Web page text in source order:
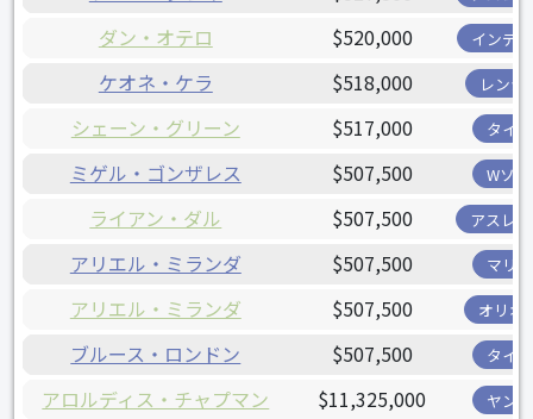
ダン・オテロ $520,000 インデ
ケオネ・ケラ $518,000 レンジ
シェーン・グリーン $517,000 タイ
ミゲル・ゴンザレス $507,500 Wソ
ライアン・ダル $507,500 アスレ
アリエル・ミランダ $507,500 マリ
アリエル・ミランダ $507,500 オリオ
ブルース・ロンドン $507,500 タイ
アロルディス・チャプマン $11,325,000 ヤン